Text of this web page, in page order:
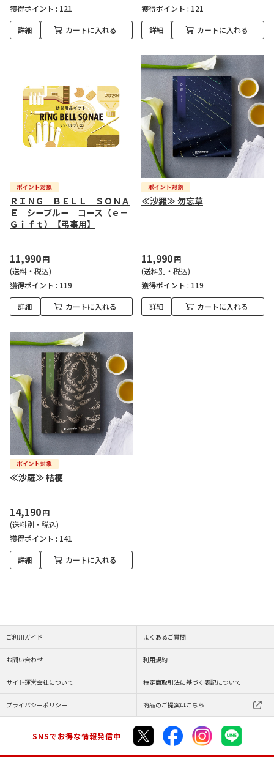
獲得ポイント : 121
詳細 カートに入れる
獲得ポイント : 121
詳細 カートに入れる
ＲＩＮＧ ＢＥＬＬ ＳＯＮＡ
Ｅ シーブルー コース（ｅ－
Ｇｉｆｔ）【弔事用】
11,990円
(送料・税込)
獲得ポイント : 119
詳細 カートに入れる
≪沙羅≫ 勿忘草
11,990円
(送料別・税込)
獲得ポイント : 119
詳細 カートに入れる
≪沙羅≫ 桔梗
14,190円
(送料別・税込)
獲得ポイント : 141
詳細 カートに入れる
ご利用ガイド よくあるご質問
お問い合わせ 利用規約
サイト運営会社について 特定商取引法に基づく表記について
プライバシーポリシー 商品のご提案はこちら
SNSでお得な情報発信中